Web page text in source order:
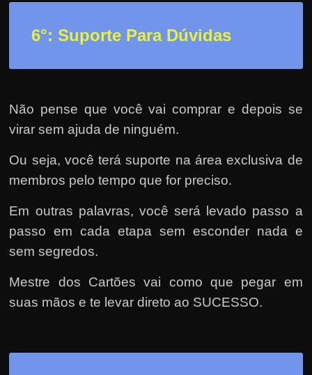
6°: Suporte Para Dúvidas
Não pense que você vai comprar e depois se
virar sem ajuda de ninguém.
Ou seja, você terá suporte na área exclusiva de
membros pelo tempo que for preciso.
Em outras palavras, você será levado passo a
passo em cada etapa sem esconder nada e
sem segredos.
Mestre dos Cartões vai como que pegar em
suas mãos e te levar direto ao SUCESSO.